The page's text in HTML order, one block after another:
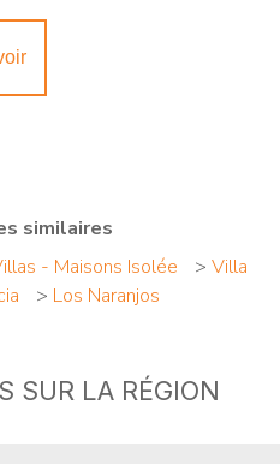
similaires
- Maisons Isolée > Villa
> Los Naranjos
SUR LA RÉGION